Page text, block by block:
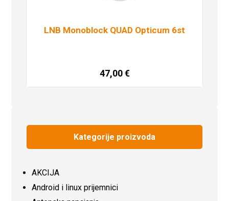
LNB Monoblock QUAD Opticum 6st
47,00€
Dodaj u košaricu
Kategorije proizvoda
AKCIJA
Android i linux prijemnici